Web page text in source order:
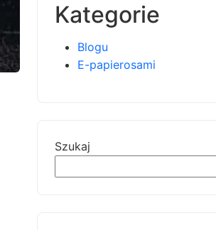
Kategorie
Blogu
E-papierosami
Szukaj